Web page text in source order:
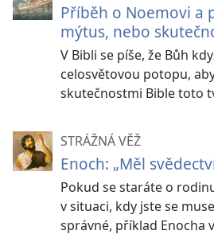
Příběh o Noemovi a
mýtus, nebo
V Bibli se píše, že Bůh
celosvětovou potopu,
skutečnostmi Bible toto
STRÁŽNÁ VĚŽ
Enoch: „Měl
Pokud se staráte o
v situaci, kdy jste se
správné, příklad Enocha